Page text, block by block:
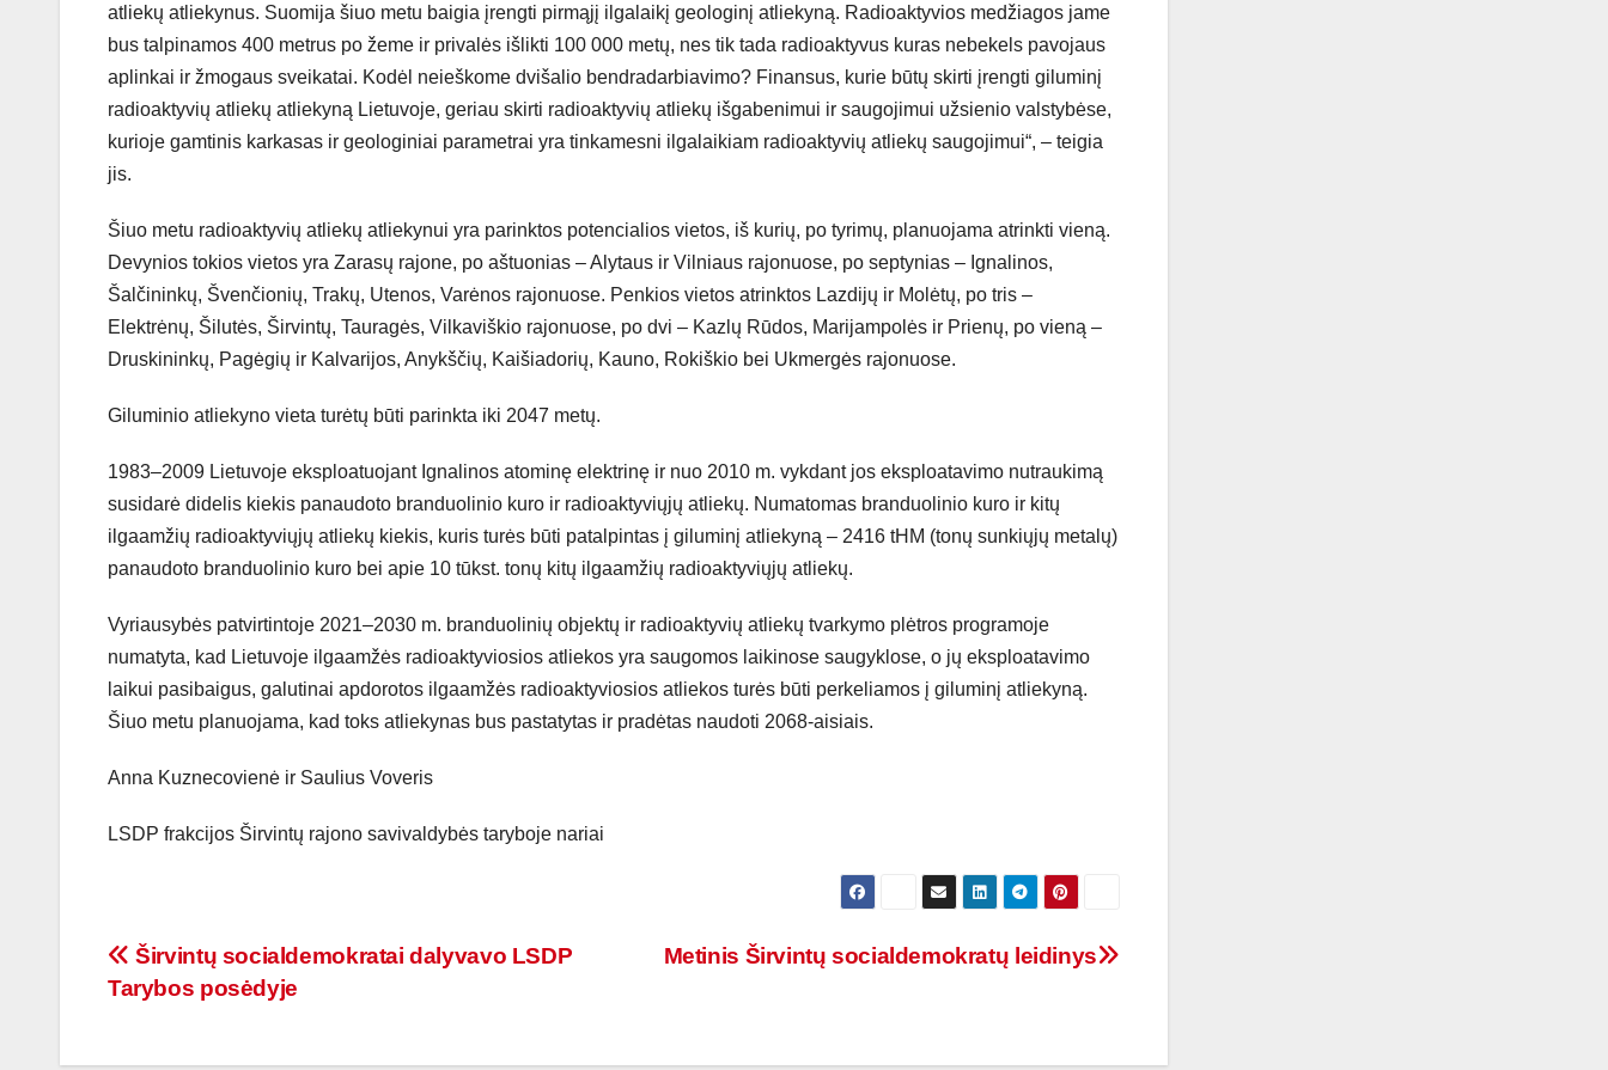
atliekų atliekynus. Suomija šiuo metu baigia įrengti pirmąjį ilgalaikį geologinį atliekyną. Radioaktyvios medžiagos jame
bus talpinamos 400 metrus po žeme ir privalės išlikti 100 000 metų, nes tik tada radioaktyvus kuras nebekels pavojaus
aplinkai ir žmogaus sveikatai. Kodėl neieškome dvišalio bendradarbiavimo? Finansus, kurie būtų skirti įrengti giluminį
radioaktyvių atliekų atliekyną Lietuvoje, geriau skirti radioaktyvių atliekų išgabenimui ir saugojimui užsienio valstybėse,
kurioje gamtinis karkasas ir geologiniai parametrai yra tinkamesni ilgalaikiam radioaktyvių atliekų saugojimui“, – teigia
jis.
Šiuo metu radioaktyvių atliekų atliekynui yra parinktos potencialios vietos, iš kurių, po tyrimų, planuojama atrinkti vieną.
Devynios tokios vietos yra Zarasų rajone, po aštuonias – Alytaus ir Vilniaus rajonuose, po septynias – Ignalinos,
Šalčininkų, Švenčionių, Trakų, Utenos, Varėnos rajonuose. Penkios vietos atrinktos Lazdijų ir Molėtų, po tris –
Elektrėnų, Šilutės, Širvintų, Tauragės, Vilkaviškio rajonuose, po dvi – Kazlų Rūdos, Marijampolės ir Prienų, po vieną –
Druskininkų, Pagėgių ir Kalvarijos, Anykščių, Kaišiadorių, Kauno, Rokiškio bei Ukmergės rajonuose.
Giluminio atliekyno vieta turėtų būti parinkta iki 2047 metų.
1983–2009 Lietuvoje eksploatuojant Ignalinos atominę elektrinę ir nuo 2010 m. vykdant jos eksploatavimo nutraukimą
susidarė didelis kiekis panaudoto branduolinio kuro ir radioaktyviųjų atliekų. Numatomas branduolinio kuro ir kitų
ilgaamžių radioaktyviųjų atliekų kiekis, kuris turės būti patalpintas į giluminį atliekyną – 2416 tHM (tonų sunkiųjų metalų)
panaudoto branduolinio kuro bei apie 10 tūkst. tonų kitų ilgaamžių radioaktyviųjų atliekų.
Vyriausybės patvirtintoje 2021–2030 m. branduolinių objektų ir radioaktyvių atliekų tvarkymo plėtros programoje
numatyta, kad Lietuvoje ilgaamžės radioaktyviosios atliekos yra saugomos laikinose saugyklose, o jų eksploatavimo
laikui pasibaigus, galutinai apdorotos ilgaamžės radioaktyviosios atliekos turės būti perkeliamos į giluminį atliekyną.
Šiuo metu planuojama, kad toks atliekynas bus pastatytas ir pradėtas naudoti 2068-aisiais.
Anna Kuznecovienė ir Saulius Voveris
LSDP frakcijos Širvintų rajono savivaldybės taryboje nariai
Metinis Širvintų socialdemokratų leidinys
Širvintų socialdemokratai dalyvavo LSDP
Tarybos posėdyje